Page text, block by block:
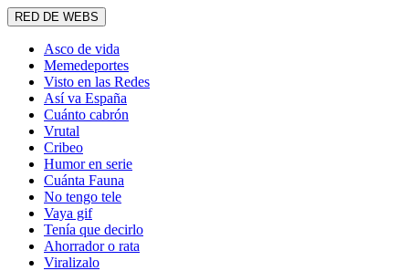
RED DE WEBS
Asco de vida
Memedeportes
Visto en las Redes
Así va España
Cuánto cabrón
Vrutal
Cribeo
Humor en serie
Cuánta Fauna
No tengo tele
Vaya gif
Tenía que decirlo
Ahorrador o rata
Viralizalo